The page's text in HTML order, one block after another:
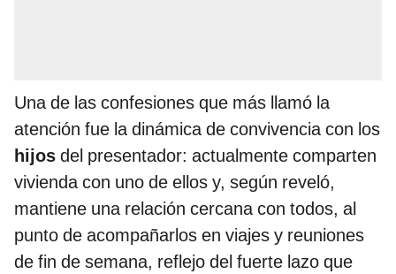
Una de las confesiones que más llamó la
atención fue la dinámica de convivencia con los
hijos del presentador: actualmente comparten
vivienda con uno de ellos y, según reveló,
mantiene una relación cercana con todos, al
punto de acompañarlos en viajes y reuniones
de fin de semana, reflejo del fuerte lazo que